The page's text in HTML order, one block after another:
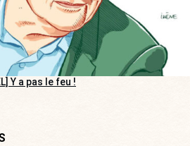
Y a pas le feu !